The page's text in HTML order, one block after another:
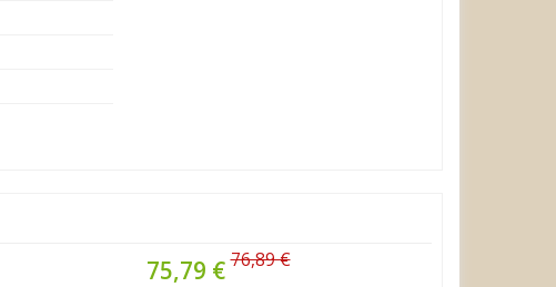
75,79 €76,89 €